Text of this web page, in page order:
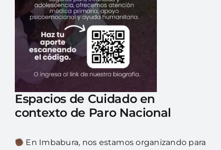
Espacios de Cuidado en
contexto de Paro Nacional
En Imbabura, nos estamos organizando para